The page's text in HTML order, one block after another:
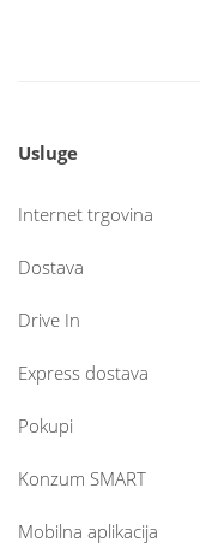
Usluge
Internet trgovina
Dostava
Drive In
Express dostava
Pokupi
Konzum SMART
Mobilna aplikacija